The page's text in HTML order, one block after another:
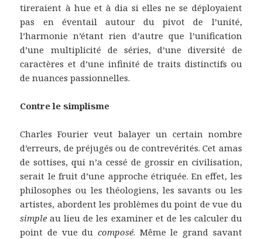
tireraient à hue et à dia si elles ne se déployaient
pas en éventail autour du pivot de l’unité,
l’harmonie n’étant rien d’autre que l’unification
d’une multiplicité de séries, d’une diversité de
caractères et d’une infinité de traits distinctifs ou
de nuances passionnelles.
Contre le simplisme
Charles Fourier veut balayer un certain nombre
d’erreurs, de préjugés ou de contrevérités. Cet amas
de sottises, qui n’a cessé de grossir en civilisation,
serait le fruit d’une approche étriquée. En effet, les
philosophes ou les théologiens, les savants ou les
artistes, abordent les problèmes du point de vue du
simple au lieu de les examiner et de les calculer du
point de vue du composé. Même le grand savant